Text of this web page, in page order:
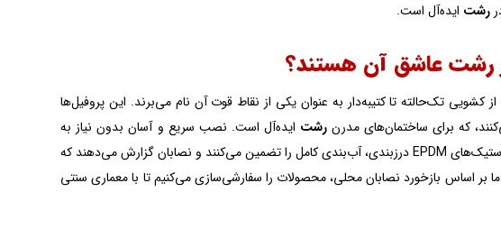
رشت ایده‌آل است.
از کشویی تک‌حالته تا کتیبه‌دار به عنوان یکی از نقاط قوت آن نام می‌برند. این پروفیل‌ها
که برای ساختمان‌های مدرن رشت ایده‌آل است. نصب سریع و آسان بدون نیاز به
کاهش می‌دهد. لاستیک‌های EPDM درزبندی، آب‌بندی کامل را تضمین می‌کنند و نصابان گزارش می‌دهند که
بر اساس بازخورد نصابان محلی، محصولات را سفارشی‌سازی می‌کنیم تا با معماری سنتی